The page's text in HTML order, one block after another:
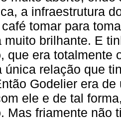
a infraestrutura
tomar para
muito brilhante. E
que era totalmente
única relação que
Godelier era
ele e de tal
Mas friamente não